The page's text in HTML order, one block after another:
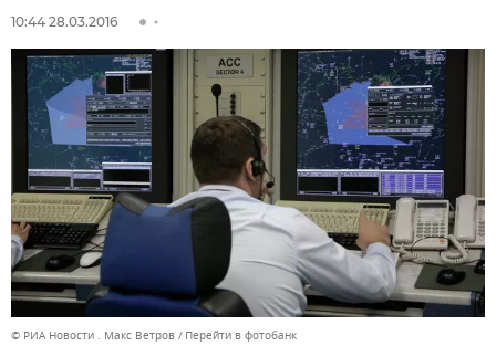
10:44 28.03.2016
© РИА Новости . Макс Ветров Перейти в фотобанк